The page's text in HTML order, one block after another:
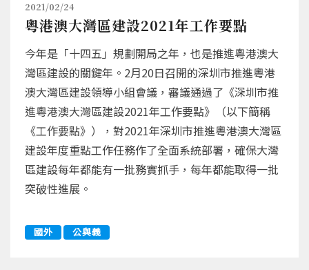
2021/02/24
粵港澳大灣區建設2021年工作要點
今年是「十四五」規劃開局之年，也是推進粵港澳大
灣區建設的關鍵年。2月20日召開的深圳市推進粵港
澳大灣區建設領導小組會議，審議通過了《深圳市推
進粵港澳大灣區建設2021年工作要點》（以下簡稱
《工作要點》），對2021年深圳市推進粵港澳大灣區
建設年度重點工作任務作了全面系統部署，確保大灣
區建設每年都能有一批務實抓手，每年都能取得一批
突破性進展。
國外 公與義